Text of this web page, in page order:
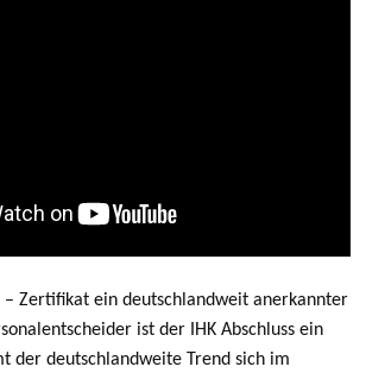
– Zertifikat ein deutschlandweit anerkannter
ist der IHK Abschluss ein
der deutschlandweite Trend sich im